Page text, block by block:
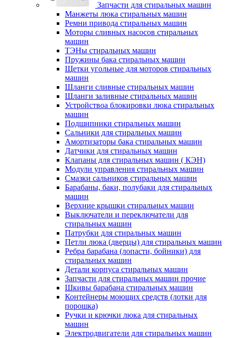
Запчасти для стиральных машин
Манжеты люка стиральных машин
Ремни привода стиральных машин
Моторы сливных насосов стиральных
машин
ТЭНы стиральных машин
Пружины бака стиральных машин
Щетки угольные для моторов стиральных
машин
Шланги сливные стиральных машин
Шланги заливные стиральных машин
Устройствоа блокировки люка стиральных
машин
Подшипники стиральных машин
Сальники для стиральных машин
Амортизаторы бака стиральных машин
Датчики для стиральных машин
Клапаны для стиральных машин ( КЭН)
Модули управления стиральных машин
Смазки сальников стиральных машин
Барабаны, баки, полубаки для стиральных
машин
Верхние крышки стиральных машин
Выключатели и переключатели для
стиральных машин
Патрубки для стиральных машин
Петли люка (дверцы) для стиральных машин
Ребра барабана (лопасти, бойники) для
стиральных машин
Детали корпуса стиральных машин
Запчасти для стиральных машин прочие
Шкивы барабана стиральных машин
Контейнеры моющих средств (лотки для
порошка)
Ручки и крючки люка для стиральных
машин
Электродвигатели для стиральных машин